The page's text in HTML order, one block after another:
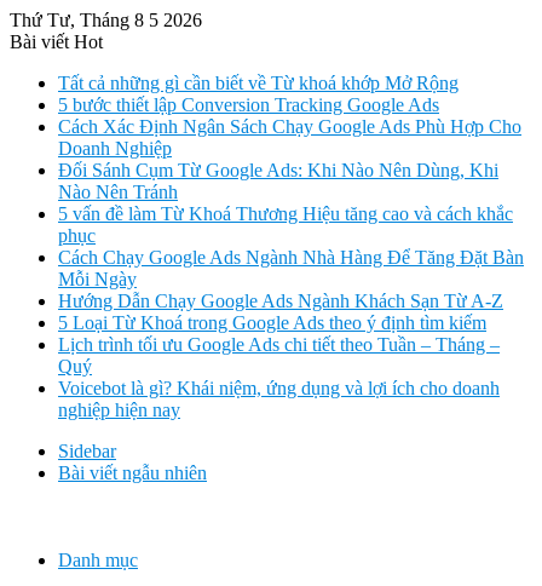
Thứ Tư, Tháng 8 5 2026
Bài viết Hot
Tất cả những gì cần biết về Từ khoá khớp Mở Rộng
5 bước thiết lập Conversion Tracking Google Ads
Cách Xác Định Ngân Sách Chạy Google Ads Phù Hợp Cho
Doanh Nghiệp
Đối Sánh Cụm Từ Google Ads: Khi Nào Nên Dùng, Khi
Nào Nên Tránh
5 vấn đề làm Từ Khoá Thương Hiệu tăng cao và cách khắc
phục
Cách Chạy Google Ads Ngành Nhà Hàng Để Tăng Đặt Bàn
Mỗi Ngày
Hướng Dẫn Chạy Google Ads Ngành Khách Sạn Từ A-Z
5 Loại Từ Khoá trong Google Ads theo ý định tìm kiếm
Lịch trình tối ưu Google Ads chi tiết theo Tuần – Tháng –
Quý
Voicebot là gì? Khái niệm, ứng dụng và lợi ích cho doanh
nghiệp hiện nay
Sidebar
Bài viết ngẫu nhiên
Danh mục